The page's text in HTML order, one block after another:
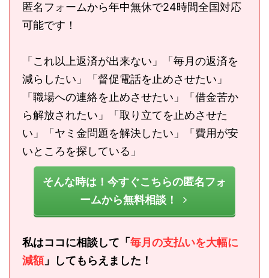
匿名フォームから年中無休で24時間全国対応
可能です！
「これ以上返済が出来ない」「毎月の返済を
減らしたい」「督促電話を止めさせたい」
「職場への連絡を止めさせたい」「借金苦か
ら解放されたい」「取り立てを止めさせた
い」「ヤミ金問題を解決したい」「費用が安
いところを探している」
そんな時は！今すぐこちらの匿名フォ
ームから無料相談！
私はココに相談して「 毎月の支払いを大幅に
減額」してもらえました！